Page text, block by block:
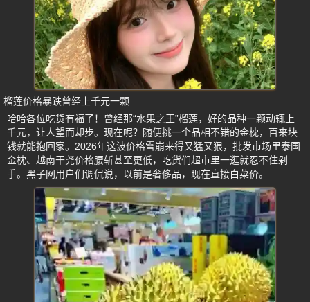
榴莲价格暴跌曾经上千元一颗
哈哈各位吃货有福了！曾经那“水果之王”榴莲，好的品种一颗动辄上
千元，让人望而却步。现在呢？随便挑一个品相不错的金枕，百来块
钱就能抱回家。2026年这波价格雪崩来得又猛又狠，批发市场里泰国
金枕、越南干尧价格腰斩甚至更低，吃货们超市里一逛就忍不住剁
手。黑子网用户们调侃说，以前是奢侈品，现在直接白菜价。